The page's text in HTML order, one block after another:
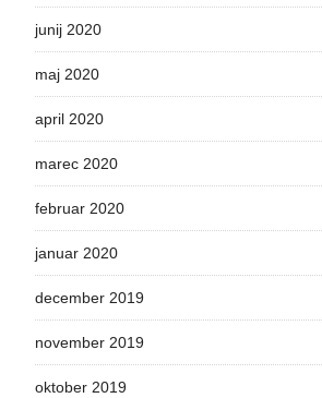
junij 2020
maj 2020
april 2020
marec 2020
februar 2020
januar 2020
december 2019
november 2019
oktober 2019